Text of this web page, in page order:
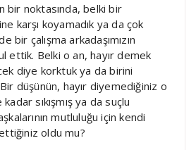
bir noktasında, belki bir
karşı koyamadık ya da çok
bir çalışma arkadaşımızın
ettik. Belki o an, hayır demek
diye korktuk ya da birini
düşünün, hayır diyemediğiniz o
sıkışmış ya da suçlu
mutluluğu için kendi
oldu mu?